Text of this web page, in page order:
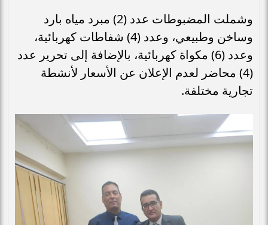
وشملت المضبوطات عدد (2) مبرد مياه بارد
وساخن وطبيعي، وعدد (4) شفاطات كهربائية،
وعدد (6) مكواة كهربائية، بالإضافة إلى تحرير عدد
(4) محاضر لعدم الإعلان عن الأسعار لأنشطة
تجارية مختلفة.